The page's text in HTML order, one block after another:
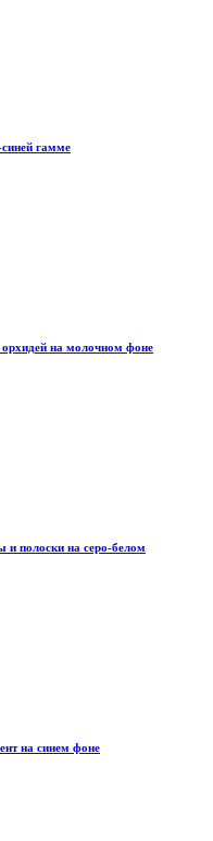
гамме
на молочном фоне
полоски на серо-белом
на синем фоне